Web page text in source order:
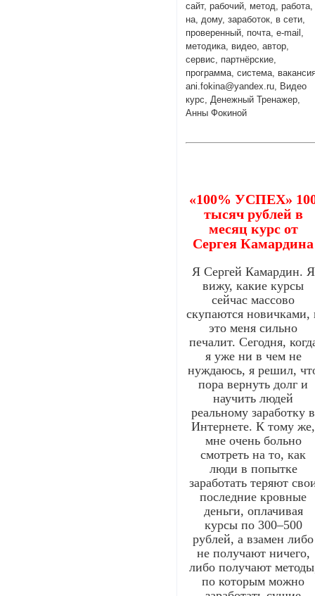
сайт, рабочий, метод, работа,
на, дому, заработок, в сети,
проверенный, почта, e-mail,
методика, видео, автор,
сервис, партнёрские,
программа, система,
ani.fokina@yandex.ru, Видео
курс, Денежный Тренажер,
Анны Фокиной
«100% УСПЕХ»
тысяч рублей в
месяц курс от
Сергея Камардина
Я Сергей Камардин. Я
вижу, какие курсы
сейчас массово
скупаются новичками,
это меня сильно
печалит. Сегодня,
я уже ни в чем не
нуждаюсь, я решил,
пора вернуть долг и
научить людей
реальному заработку в
Интернете. К тому же,
мне очень больно
смотреть на то, как
люди в попытке
заработать теряют
последние кровные
деньги, оплачивая
курсы по 300–500
рублей, а взамен либо
не получают ничего,
либо получают
по которым можно